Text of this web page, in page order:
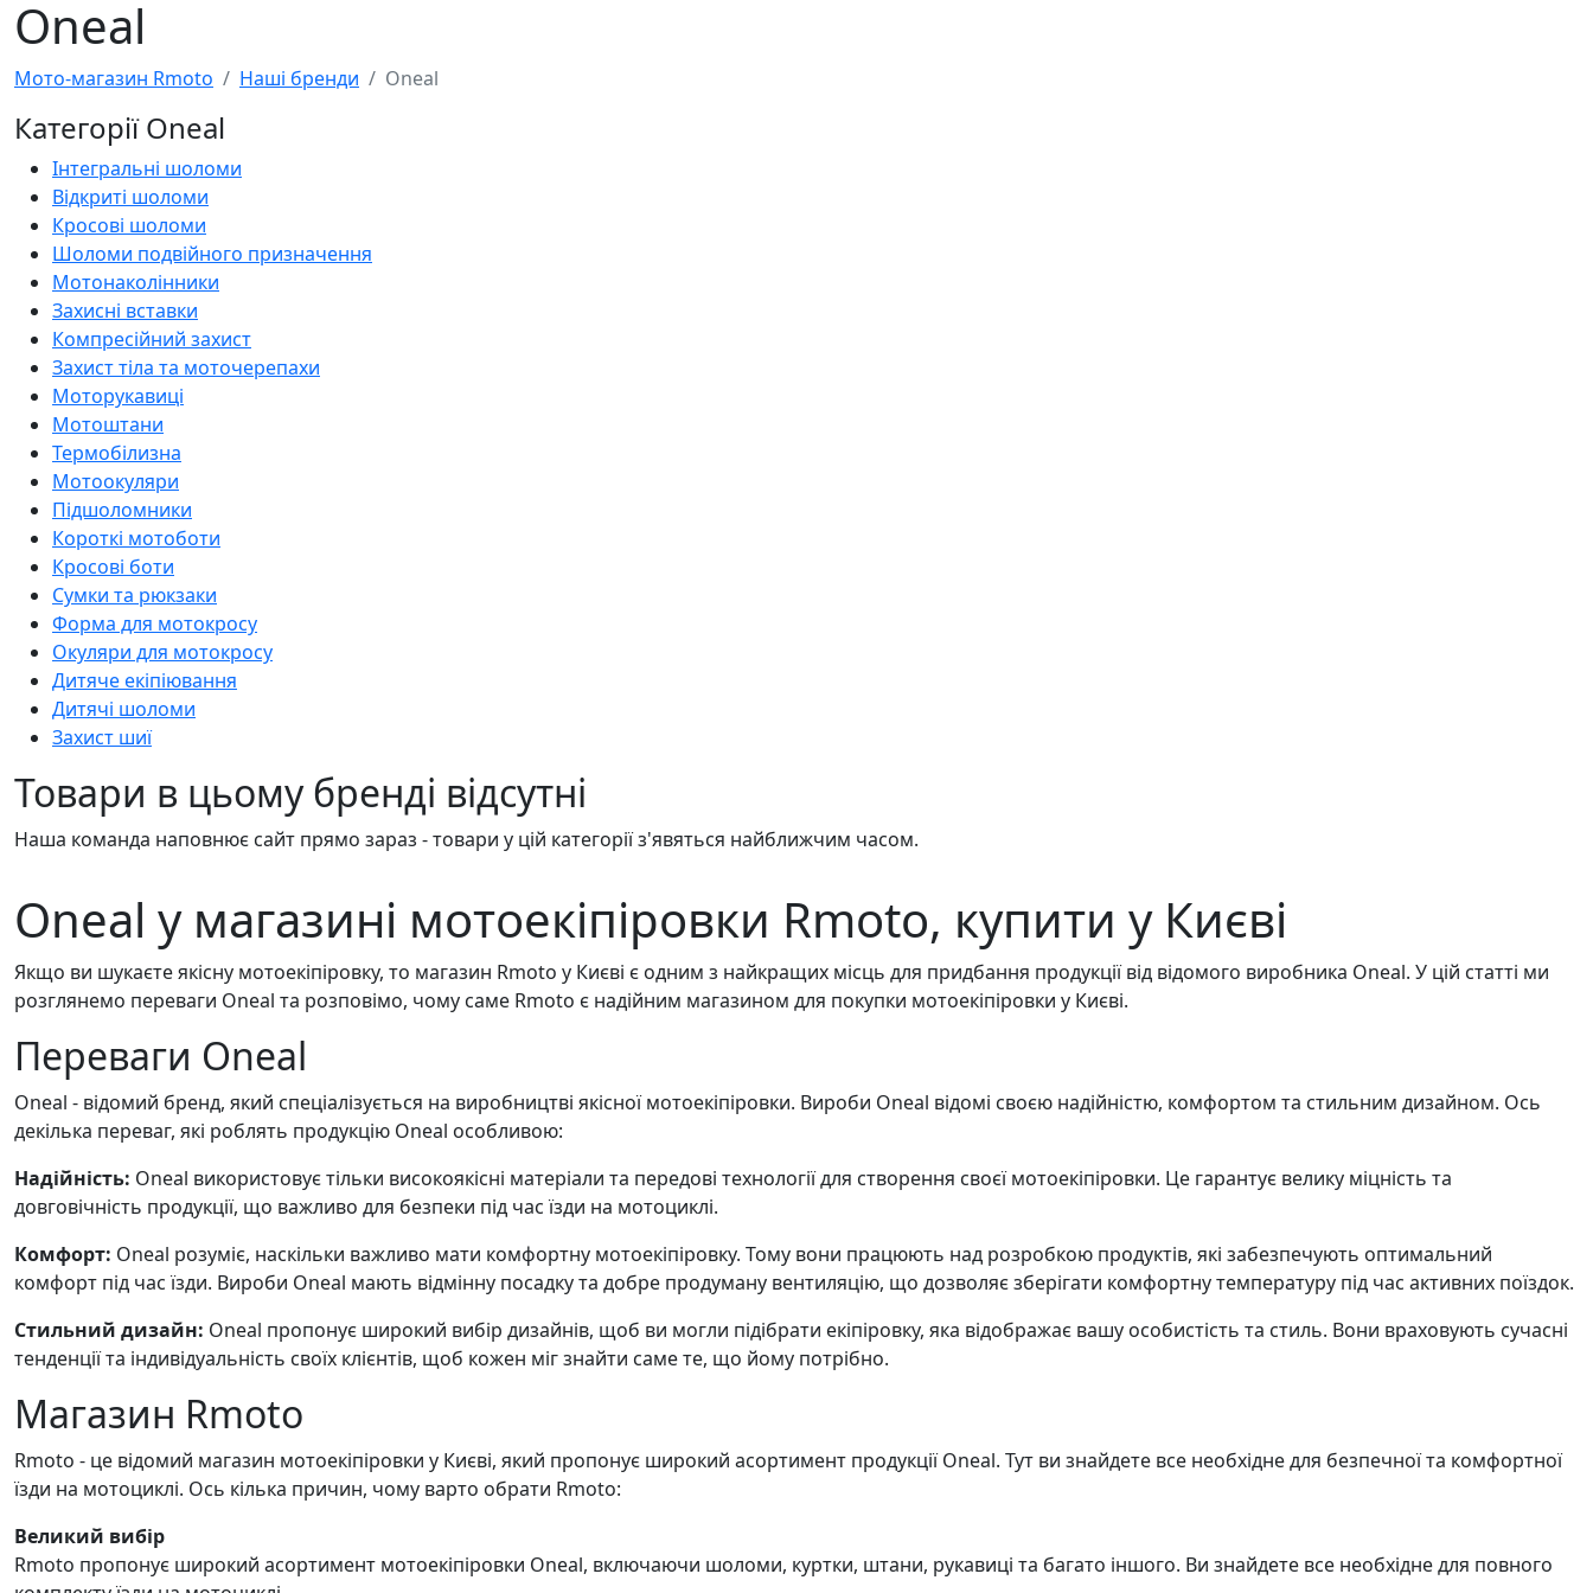
Oneal
Мото-магазин Rmoto Наші бренди Oneal
Категорії Oneal
Інтегральні шоломи
Відкриті шоломи
Кросові шоломи
Шоломи подвійного призначення
Мотонаколінники
Захисні вставки
Компресійний захист
Захист тіла та моточерепахи
Моторукавиці
Мотоштани
Термобілизна
Мотоокуляри
Підшоломники
Короткі мотоботи
Кросові боти
Сумки та рюкзаки
Форма для мотокросу
Окуляри для мотокросу
Дитяче екіпіювання
Дитячі шоломи
Захист шиї
Oneal у магазині мотоекіпіровки Rmoto, купити у Києві
Якщо ви шукаєте якісну мотоекіпіровку, то магазин Rmoto у Києві є одним з найкращих місць для придбання продукції від відомого виробника Oneal. У цій статті ми
розглянемо переваги Oneal та розповімо, чому саме Rmoto є надійним магазином для покупки мотоекіпіровки у Києві.
Переваги Oneal
Oneal - відомий бренд, який спеціалізується на виробництві якісної мотоекіпіровки. Вироби Oneal відомі своєю надійністю, комфортом та стильним дизайном. Ось
декілька переваг, які роблять продукцію Oneal особливою:
Надійність: Oneal використовує тільки високоякісні матеріали та передові технології для створення своєї мотоекіпіровки. Це гарантує велику міцність та
довговічність продукції, що важливо для безпеки під час їзди на мотоциклі.
Комфорт: Oneal розуміє, наскільки важливо мати комфортну мотоекіпіровку. Тому вони працюють над розробкою продуктів, які забезпечують оптимальний
комфорт під час їзди. Вироби Oneal мають відмінну посадку та добре продуману вентиляцію, що дозволяє зберігати комфортну температуру під час активних поїздок.
Стильний дизайн: Oneal пропонує широкий вибір дизайнів, щоб ви могли підібрати екіпіровку, яка відображає вашу особистість та стиль. Вони враховують сучасні
тенденції та індивідуальність своїх клієнтів, щоб кожен міг знайти саме те, що йому потрібно.
Магазин Rmoto
Rmoto - це відомий магазин мотоекіпіровки у Києві, який пропонує широкий асортимент продукції Oneal. Тут ви знайдете все необхідне для безпечної та комфортної
їзди на мотоциклі. Ось кілька причин, чому варто обрати Rmoto:
Великий вибір
Rmoto пропонує широкий асортимент мотоекіпіровки Oneal, включаючи шоломи, куртки, штани, рукавиці та багато іншого. Ви знайдете все необхідне для повного
Товари в цьому бренді відсутні
Наша команда наповнює сайт прямо зараз - товари у цій категорії з'явяться найближчим часом.